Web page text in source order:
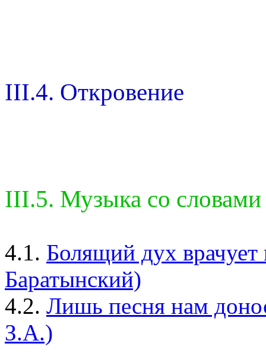
III.4. Откровение
III.5. Музыка со словами
4.1. Болящий дух
Баратынский)
4.2. Лишь песня нам
З.А.)